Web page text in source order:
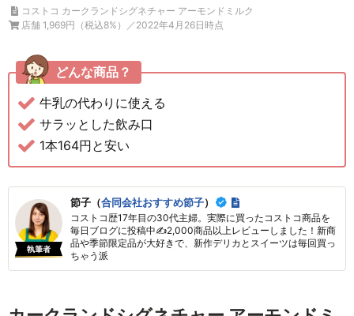
コストコ カークランドシグネチャー アーモンドミルク
店舗 1,969円（税込8%）／2022年4月26日時点
どんな商品？
牛乳の代わりに使える
サラッとした飲み口
1本164円と安い
執筆者
節子（合同会社おすすめ節子）
コストコ歴17年目の30代主婦。実際に買ったコストコ商品を
毎日ブログに投稿中✍2,000商品以上レビューしました！新商
品や季節限定品が大好きで、新作デリカとスイーツは毎回買っ
ちゃう派